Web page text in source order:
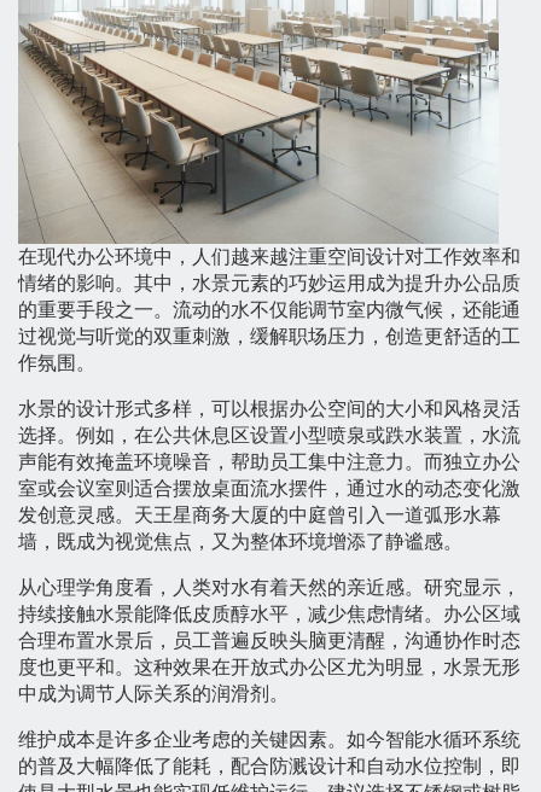
在现代办公环境中，人们越来越注重空间设计对工作效率和
情绪的影响。其中，水景元素的巧妙运用成为提升办公品质
的重要手段之一。流动的水不仅能调节室内微气候，还能通
过视觉与听觉的双重刺激，缓解职场压力，创造更舒适的工
作氛围。
水景的设计形式多样，可以根据办公空间的大小和风格灵活
选择。例如，在公共休息区设置小型喷泉或跌水装置，水流
声能有效掩盖环境噪音，帮助员工集中注意力。而独立办公
室或会议室则适合摆放桌面流水摆件，通过水的动态变化激
发创意灵感。天王星商务大厦的中庭曾引入一道弧形水幕
墙，既成为视觉焦点，又为整体环境增添了静谧感。
从心理学角度看，人类对水有着天然的亲近感。研究显示，
持续接触水景能降低皮质醇水平，减少焦虑情绪。办公区域
合理布置水景后，员工普遍反映头脑更清醒，沟通协作时态
度也更平和。这种效果在开放式办公区尤为明显，水景无形
中成为调节人际关系的润滑剂。
维护成本是许多企业考虑的关键因素。如今智能水循环系统
的普及大幅降低了能耗，配合防溅设计和自动水位控制，即